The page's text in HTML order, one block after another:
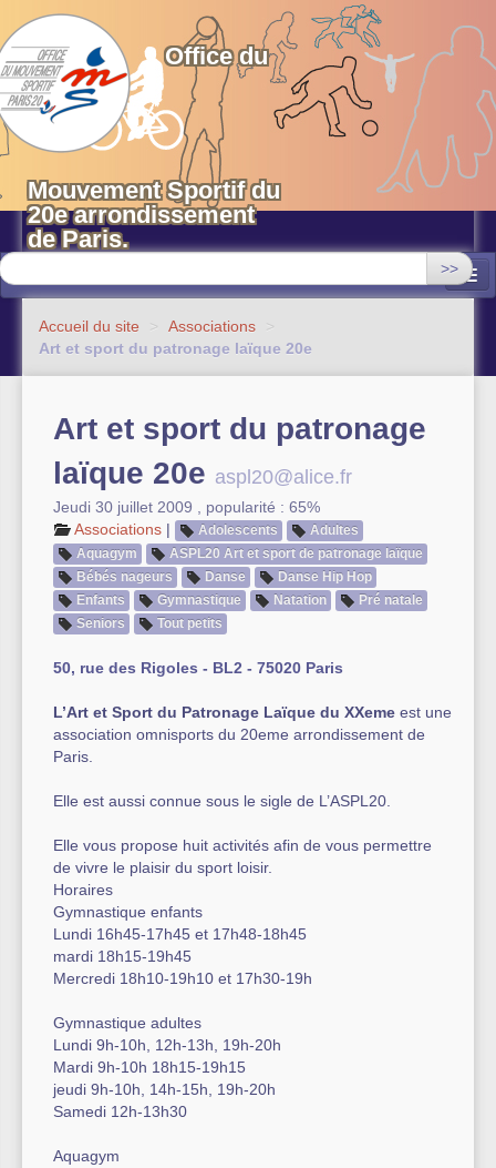
OMS 20 Paris
Office du
Mouvement Sportif du
20e arrondissement
de Paris.
>>
Equipements sportifs municipaux
Evénements
Actualités
Autre équipement sportif
Actualités des associations
Accueil du site > Associations
>
Art et sport du patronage laïque 20e
Art et sport du patronage
laïque 20e aspl20@alice.fr
Jeudi 30 juillet 2009
popularité : 65%
Associations | Adolescents
Adultes
Aquagym
ASPL20 Art et sport de patronage laïque
Bébés nageurs
Danse
Danse Hip Hop
Enfants
Gymnastique Natation
Pré natale
Seniors
Tout petits
50, rue des Rigoles - BL2 - 75020 Paris
L’Art et Sport du Patronage Laïque du XXeme est une
association omnisports du 20eme arrondissement de
Paris.
Elle est aussi connue sous le sigle de L’ASPL20.
Elle vous propose huit activités afin de vous permettre
de vivre le plaisir du sport loisir.
Horaires
Gymnastique enfants
Lundi 16h45-17h45 et 17h48-18h45
mardi 18h15-19h45
Mercredi 18h10-19h10 et 17h30-19h
Gymnastique adultes
Lundi 9h-10h, 12h-13h, 19h-20h
Mardi 9h-10h 18h15-19h15
jeudi 9h-10h, 14h-15h, 19h-20h
Samedi 12h-13h30
Aquagym